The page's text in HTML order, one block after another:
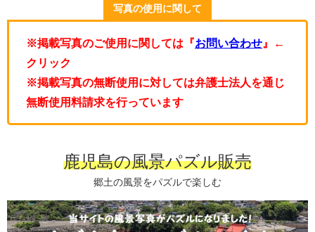
写真の使用に関して
※掲載写真のご使用に関しては『お問い合わせ 』←
クリック
※掲載写真の無断使用に対しては弁護士法人を通じ
無断使用料請求を行っています
鹿児島の風景パズル販売
郷土の風景をパズルで楽しむ